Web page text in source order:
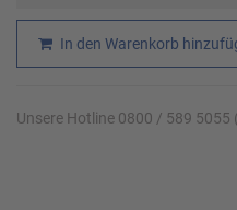
In den Warenkorb
Unsere Hotline 0800 / 589 5055